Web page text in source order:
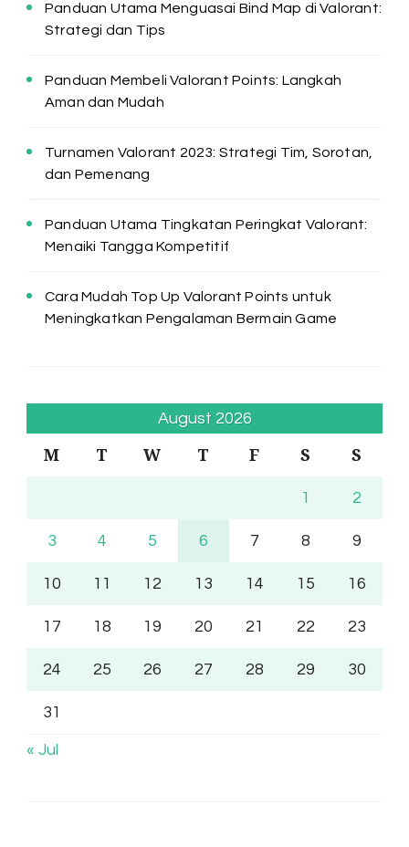
Panduan Utama Menguasai Bind Map di Valorant:
Strategi dan Tips
Panduan Membeli Valorant Points: Langkah
Aman dan Mudah
Turnamen Valorant 2023: Strategi Tim, Sorotan,
dan Pemenang
Panduan Utama Tingkatan Peringkat Valorant:
Menaiki Tangga Kompetitif
Cara Mudah Top Up Valorant Points untuk
Meningkatkan Pengalaman Bermain Game
August 2026
M T W T F S S
1 2
3 4 5 6 7 8 9
10 11 12 13 14 15 16
17 18 19 20 21 22 23
24 25 26 27 28 29 30
31
« Jul